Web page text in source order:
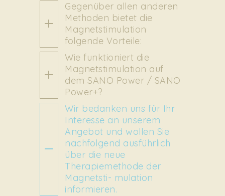
Gegenüber allen anderen
Methoden bietet die
Magnetstimulation
folgende Vorteile:
Wie funktioniert die
Magnetstimulation auf
dem SANO Power / SANO
Power+?
Wir bedanken uns für Ihr
Interesse an unserem
Angebot und wollen Sie
nachfolgend ausführlich
über die neue
Therapiemethode der
Magnetsti- mulation
informieren.